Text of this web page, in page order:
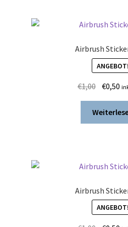
Airbrush
ANGEBOT!
€1,00
Preis
war:
€1,00
€0,50
Airbrush
ANGEBOT!